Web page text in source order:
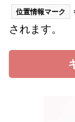
位置情報マーク
されます。